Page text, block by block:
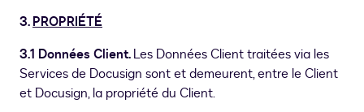
3.PROPRIÉTÉ
3.1 Données Client.Les Données Client traitées via les
Services de Docusign sont et demeurent, entre le Client
et Docusign, la propriété du Client.